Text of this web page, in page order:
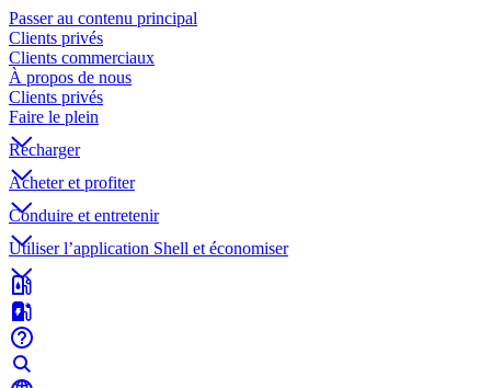
Passer au contenu principal
Clients privés
Clients commerciaux
À propos de nous
Clients privés
Faire le plein
Recharger
Acheter et profiter
Conduire et entretenir
Utiliser l’application Shell et économiser